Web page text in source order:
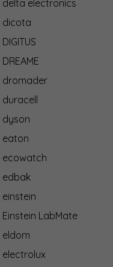
delta electronics
dicota
DIGITUS
DREAME
dromader
duracell
dyson
eaton
ecowatch
edbak
einstein
Einstein LabMate
eldom
electrolux